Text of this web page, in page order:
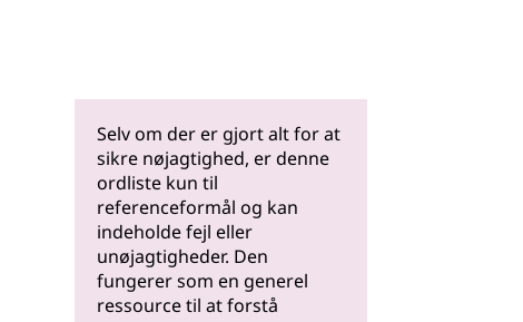
Selv om der er gjort alt for at
sikre nøjagtighed, er denne
ordliste kun til
referenceformål og kan
indeholde fejl eller
unøjagtigheder. Den
fungerer som en generel
ressource til at forstå